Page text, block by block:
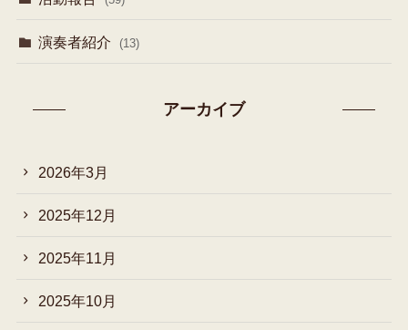
演奏者紹介 (13)
アーカイブ
2026年3月
2025年12月
2025年11月
2025年10月